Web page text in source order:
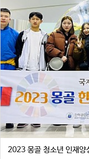
2023 몽골 청소년 인재양